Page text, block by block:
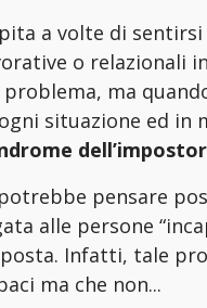
a volte di
o relazionali
problema, ma
situazione ed in
pensare
alle persone
Infatti, tale
ma che non...